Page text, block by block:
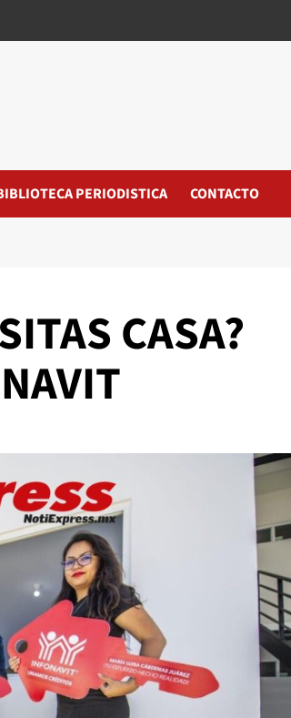
PERIODISTICA CONTACTO
CASA?